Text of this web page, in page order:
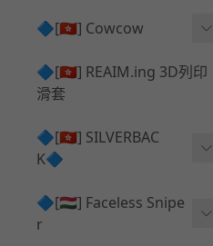
VFC
G＆G
Krytac
KWA
Tokyo Marui
PROWIN
🔷[🇭🇰] Cowcow
TM Glock 系列
Action Army AAP01 系列
UMAREX VFC 系列
KWA⧸KSC系列
🔷[🇭🇰] REAIM.ing 3D列印
滑套
🔷[🇭🇰] SILVERBAC
K🔷
SRS ⧸ HTI 🟦 主體 ⧸ 彈匣
✅ 碳纖管 ⧸ 彈簧
🔷[🇭🇺] Faceless Snipe
r